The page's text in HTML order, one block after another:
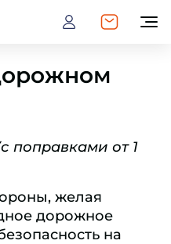
поправками от 1
желая
дорожное
на